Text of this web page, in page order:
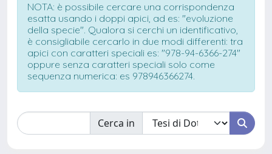
NOTA: è possibile cercare una corrispondenza
esatta usando i doppi apici, ad es: "evoluzione
della specie". Qualora si cerchi un identificativo,
è consigliabile cercarlo in due modi differenti: tra
apici con caratteri speciali es: "978-94-6366-274"
oppure senza caratteri speciali solo come
sequenza numerica: es 978946366274.
Cerca in